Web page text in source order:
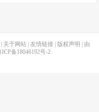
关于网站 友情链接 版权声明
| 由
ICP备18046192号-2